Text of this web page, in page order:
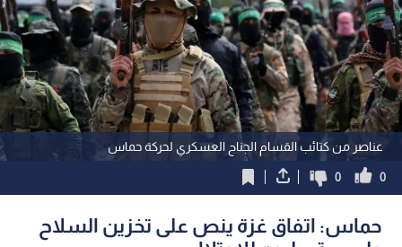
عناصر من كتائب القسام الجناح العسكري لحركة حماس
0
0
حماس: اتفاق غزة ينص على تخزين السلاح